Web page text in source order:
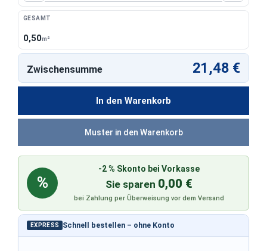
GESAMT
0,50m²
In den Warenkorb
EXPRESS Schnell bestellen – ohne Konto
Zwischensumme 21,48 €
%
-2 % Skonto bei Vorkasse
Sie sparen 0,00 €
bei Zahlung per Überweisung vor dem Versand
Muster in den Warenkorb